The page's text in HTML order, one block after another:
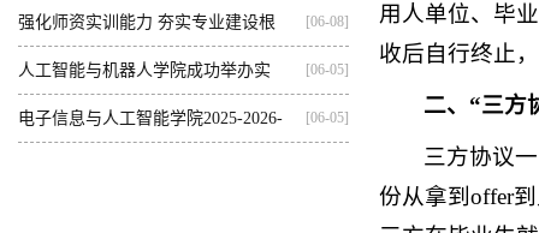
人...
强化师资实训能力 夯实专业建设根
基...
[06-08]
人工智能与机器人学院成功举办实
践...
[06-05]
电子信息与人工智能学院2025-2026- [06-05]
用人单位、毕
收后自行终止
二、“三方
三方协议
份从拿到offer